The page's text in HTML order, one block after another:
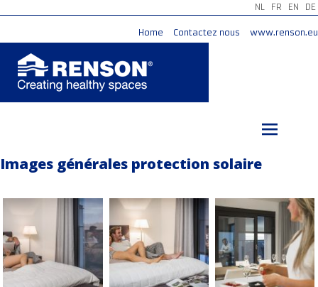
NL FR EN DE
Home Contactez nous www.renson.eu
Images générales protection solaire